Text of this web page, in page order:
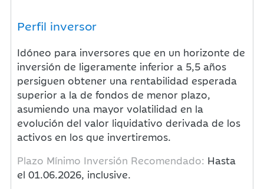
Perfil inversor
Idóneo para inversores que en un horizonte de
inversión de ligeramente inferior a 5,5 años
persiguen obtener una rentabilidad esperada
superior a la de fondos de menor plazo,
asumiendo una mayor volatilidad en la
evolución del valor liquidativo derivada de los
activos en los que invertiremos.
Plazo Mínimo Inversión Recomendado: Hasta
el 01.06.2026, inclusive.